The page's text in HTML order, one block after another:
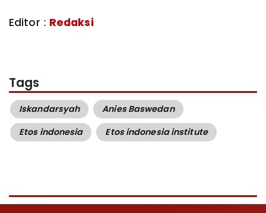
Editor : Redaksi
Tags
Iskandarsyah
Anies Baswedan
Etos indonesia
Etos indonesia institute